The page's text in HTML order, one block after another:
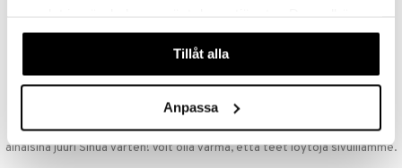
våra cookies vid fortsatt användande av vår webbplats.
Tillåt alla
Anpassa
NOPEAT TOIMITUKSET
päivänä
EDULLISET HINNAT
Ostamalla suuria eriä tuotteita varastoomme voimme pitää hinnat
alhaisina juuri Sinua varten! Voit olla varma, että teet löytöjä sivuillamme.